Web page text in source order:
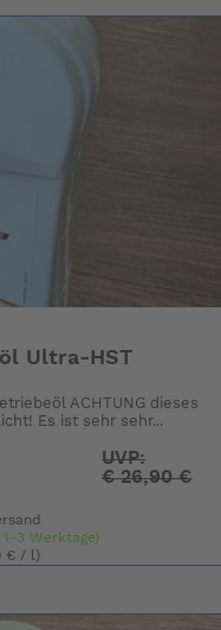
Ultra-HST
ACHTUNG dieses
Es ist sehr sehr...
UVP:
€26,90 €
3 Werktage)
€ / l)